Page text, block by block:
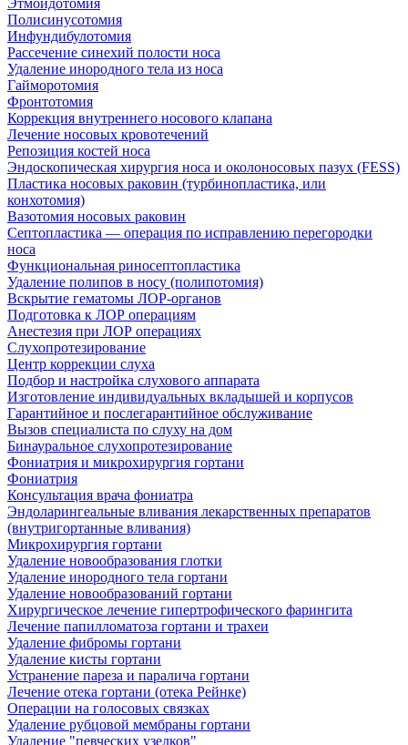
Этмоидотомия
Полисинусотомия
Инфундибулотомия
Рассечение синехий полости носа
Удаление инородного тела из носа
Гайморотомия
Фронтотомия
Коррекция внутреннего носового клапана
Лечение носовых кровотечений
Репозиция костей носа
Эндоскопическая хирургия носа и околоносовых пазух (FESS)
Пластика носовых раковин (турбинопластика, или
конхотомия)
Вазотомия носовых раковин
Септопластика — операция по исправлению перегородки
носа
Функциональная риносептопластика
Удаление полипов в носу (полипотомия)
Вскрытие гематомы ЛОР-органов
Подготовка к ЛОР операциям
Анестезия при ЛОР операциях
Слухопротезирование
Центр коррекции слуха
Подбор и настройка слухового аппарата
Изготовление индивидуальных вкладышей и корпусов
Гарантийное и послегарантийное обслуживание
Вызов специалиста по слуху на дом
Бинауральное слухопротезирование
Фониатрия и микрохирургия гортани
Фониатрия
Консультация врача фониатра
Эндоларингеальные вливания лекарственных препаратов
(внутригортанные вливания)
Микрохирургия гортани
Удаление новообразования глотки
Удаление инородного тела гортани
Удаление новообразований гортани
Хирургическое лечение гипертрофического фарингита
Лечение папилломатоза гортани и трахеи
Удаление фибромы гортани
Удаление кисты гортани
Устранение пареза и паралича гортани
Лечение отека гортани (отека Рейнке)
Операции на голосовых связках
Удаление рубцовой мембраны гортани
Удаление "певческих узелков"